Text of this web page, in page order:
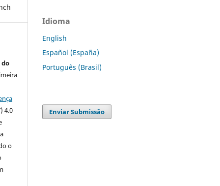
do
4.0
o
Idioma
English
Español (España)
Português (Brasil)
Enviar Submissão